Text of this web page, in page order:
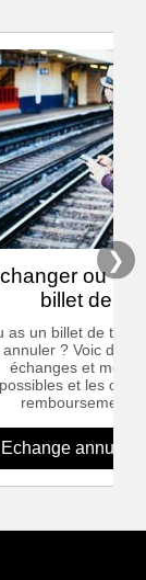
ou
billet de
as un billet de train
? Voic des
échanges et
possibles et les
remboursement
Echange
❯